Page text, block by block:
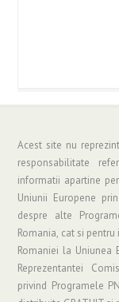
Acest site nu
responsabilitate
informatii apartine
Uniunii Europene
despre alte
Romania, cat si
Romaniei la Uniunea
Reprezentantei
privind Programele